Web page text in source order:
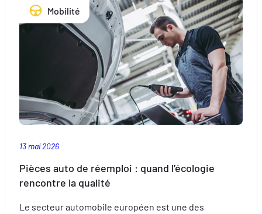
les
enfants
cet
Mobilité
13 mai 2026
Pièces auto de réemploi : quand l’écologie
rencontre la qualité
Le secteur automobile européen est une des